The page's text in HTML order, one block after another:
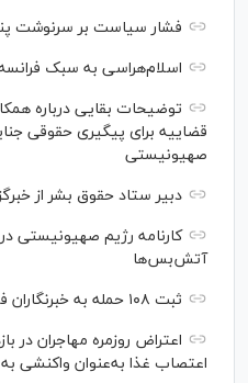
فشار سیاست بر سرنوشت
اسلام‌هراسی به سبک
توضیحات بقایی درباره
قضاییه برای پیگیری حقوقی
صهیونیستی
دبیر ستاد حقوق بشر از
کارنامه رژیم صهیونیستی
آتش‌بس‌ها
ثبت ۱۰۸ حمله به خبرنگاران فلسطینی در کرانه باختری
اعتراض‌ روزمره مهاجران در
اعتصاب غذا به‌عنوان واکنشی